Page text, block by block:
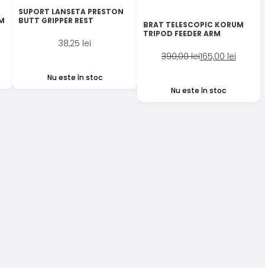
SUPORT LANSETA PRESTON
BUTT GRIPPER REST
38,25 lei
Nu este în stoc
BRAT TELESCOPIC KORUM
TRIPOD FEEDER ARM
390,00leiPrețul
fost:
165,00 lei
Prețul
165,00 lei.
Nu este în stoc